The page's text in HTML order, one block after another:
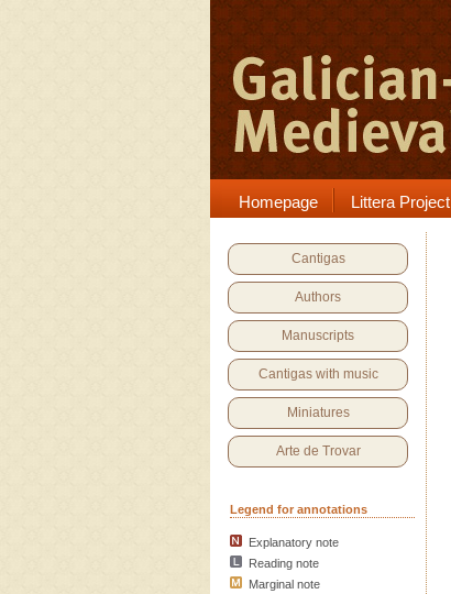
Homepage Littera Project
Cantigas
Authors
Manuscripts
Cantigas with music
Miniatures
Arte de Trovar
Legend for annotations
Explanatory note
Reading note
Marginal note